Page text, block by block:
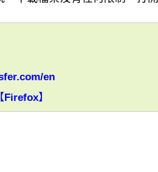
en
【Firefox】